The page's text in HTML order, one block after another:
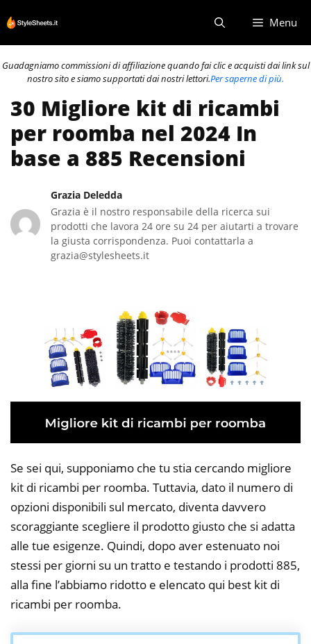
al
contenuto
Menu
Guadagniamo commissioni di affiliazione quando fai clic e acquisti dai link sul
nostro sito e siamo supportati dai nostri lettori.Per saperne di più.
30 Migliore kit di ricambi
per roomba nel 2024 In
base a 885 Recensioni
Grazia Deledda
Grazia è il nostro responsabile della ricerca sui
prodotti che lavora 24 ore su 24 per aiutarti a trovare
la giusta corrispondenza. Puoi contattarla a
grazia@stylesheets.it
Se sei qui, supponiamo che tu stia cercando migliore
kit di ricambi per roomba. Tuttavia, dato il numero di
opzioni disponibili sul mercato, diventa davvero
scoraggiante scegliere il prodotto giusto che si adatta
alle tue esigenze. Quindi, dopo aver estenuato noi
stessi per giorni su un tratto e testando i prodotti 885,
alla fine l’abbiamo ridotto e elencato qui best kit di
ricambi per roomba.